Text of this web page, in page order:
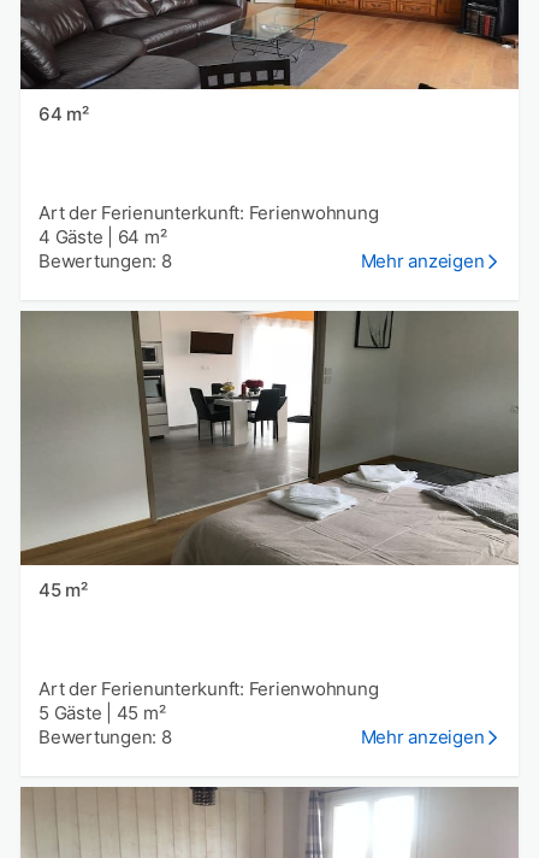
64 m²
Art der Ferienunterkunft: Ferienwohnung
4 Gäste
64 m²
Bewertungen: 8
Mehr anzeigen
45 m²
Art der Ferienunterkunft: Ferienwohnung
5 Gäste
45 m²
Bewertungen: 8
Mehr anzeigen